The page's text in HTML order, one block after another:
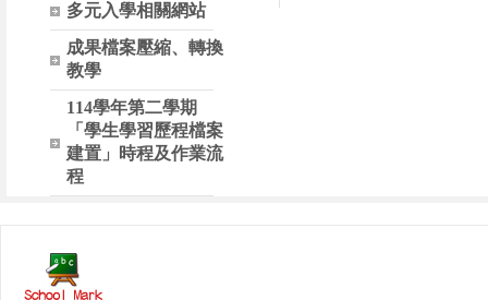
多元入學相關網站
成果檔案壓縮、轉換
教學
114學年第二學期
「學生學習歷程檔案
建置」時程及作業流
程